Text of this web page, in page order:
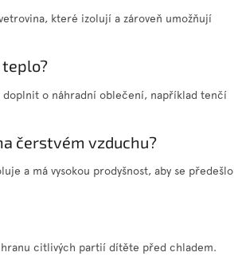
které izolují a zároveň umožňují
teplo?
doplnit o náhradní oblečení, například tenčí
čerstvém vzduchu?
a má vysokou prodyšnost, aby se předešlo
citlivých partií dítěte před chladem.